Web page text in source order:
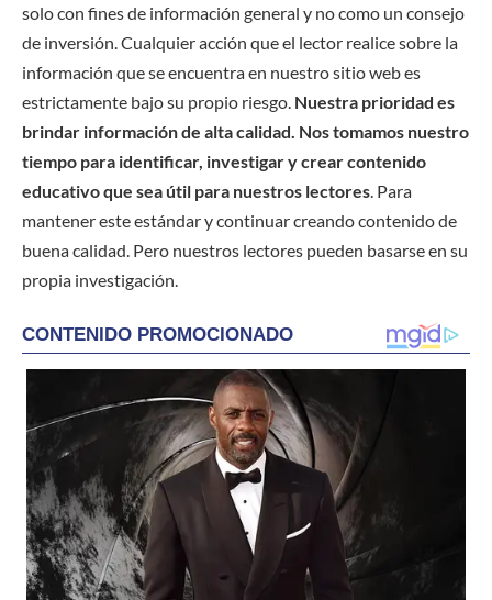
solo con fines de información general y no como un consejo
de inversión. Cualquier acción que el lector realice sobre la
información que se encuentra en nuestro sitio web es
estrictamente bajo su propio riesgo. Nuestra prioridad es
brindar información de alta calidad. Nos tomamos nuestro
tiempo para identificar, investigar y crear contenido
educativo que sea útil para nuestros lectores . Para
mantener este estándar y continuar creando contenido de
buena calidad. Pero nuestros lectores pueden basarse en su
propia investigación.